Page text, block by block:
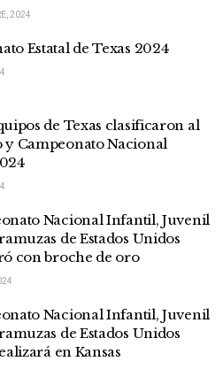
2024
Estatal de Texas 2024
de Texas clasificaron al
y Campeonato Nacional
Nacional Infantil, Juvenil
de Estados Unidos
con broche de oro
Nacional Infantil, Juvenil
de Estados Unidos
en Kansas